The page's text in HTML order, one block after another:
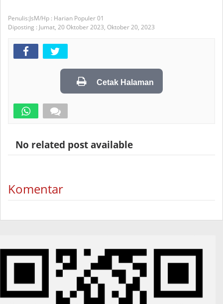
JsM/Hp : Harian Populer 01
Diposting : Jumat, 20 Oktober 2023, Oktober 20, 2023
Cetak Halaman
No related post available
Komentar